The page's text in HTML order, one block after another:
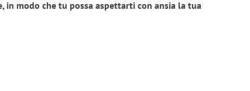
in modo che tu possa aspettarti con ansia la tua